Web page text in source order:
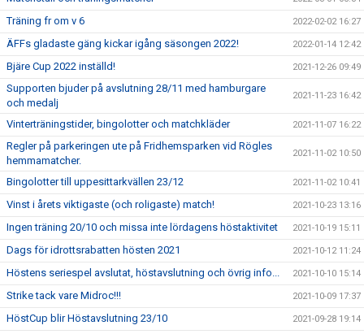
Träning fr om v 6 2022-02-02 16:27
ÄFFs gladaste gäng kickar igång säsongen 2022! 2022-01-14 12:42
Bjäre Cup 2022 inställd! 2021-12-26 09:49
Supporten bjuder på avslutning 28/11 med hamburgare
och medalj
2021-11-23 16:42
Vinterträningstider, bingolotter och matchkläder 2021-11-07 16:22
Regler på parkeringen ute på Fridhemsparken vid Rögles
hemmamatcher.
2021-11-02 10:50
Bingolotter till uppesittarkvällen 23/12 2021-11-02 10:41
Vinst i årets viktigaste (och roligaste) match! 2021-10-23 13:16
Ingen träning 20/10 och missa inte lördagens höstaktivitet 2021-10-19 15:11
Dags för idrottsrabatten hösten 2021 2021-10-12 11:24
Höstens seriespel avslutat, höstavslutning och övrig info... 2021-10-10 15:14
Strike tack vare Midroc!!! 2021-10-09 17:37
HöstCup blir Höstavslutning 23/10 2021-09-28 19:14